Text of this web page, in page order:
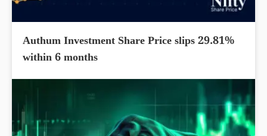
Authum Investment Share Price slips 29.81%
within 6 months